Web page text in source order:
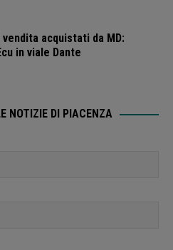
acquistati da MD:
in viale Dante
NOTIZIE DI PIACENZA